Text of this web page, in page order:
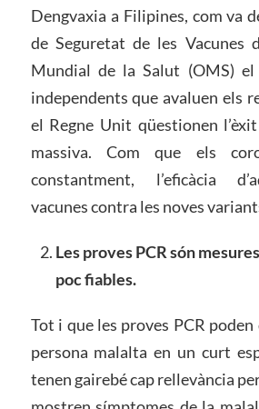
Dengvaxia a Filipines, com va
de Seguretat de les Vacunes
Mundial de la Salut (OMS) el
independents que avaluen els
el Regne Unit qüestionen
massiva. Com que els
constantment, l’eficàcia
vacunes contra les noves
Les proves PCR són
poc fiables.
Tot i que les proves PCR
persona malalta en un curt
tenen gairebé cap rellevància